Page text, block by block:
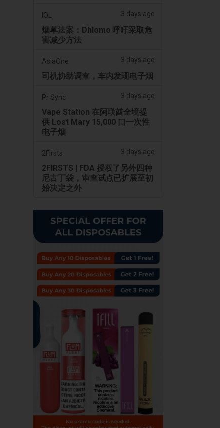
IOL 3 days ago
烟草法案：Dhlomo 呼吁采取危
害减少方法
AsiaOne 3 days ago
司机协助调查，车内发现电子烟
Pr Sync 3 days ago
Vape Station 在阿联酋全境提
供 Lost Mary 15,000 口一次性
电子烟
2Firsts 3 days ago
2FIRSTS | FDA 授权了另外四种
尼古丁袋，审查试点已扩展至初
始决定之外